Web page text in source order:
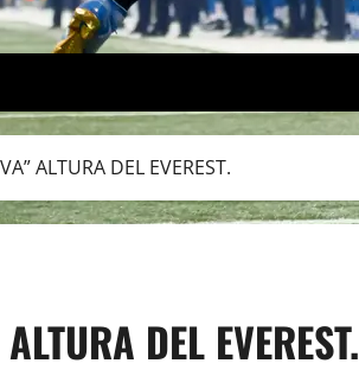
ALTURA DEL EVEREST.
DEL EVEREST.